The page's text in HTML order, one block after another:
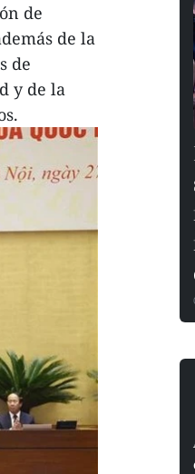
de
de la
de
y de la